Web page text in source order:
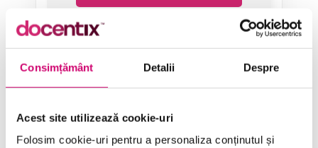
Consimțământ Detalii Despre
Acest site utilizează cookie-uri
Folosim cookie-uri pentru a personaliza conținutul și